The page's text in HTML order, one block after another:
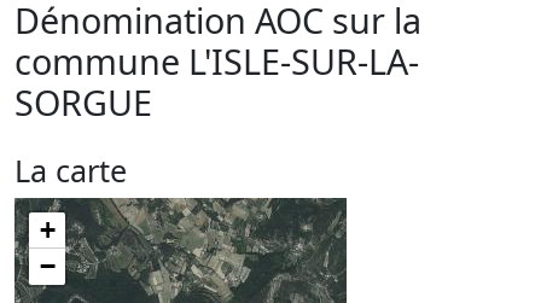
Dénomination AOC sur la
commune L'ISLE-SUR-LA-
SORGUE
La carte
+
−